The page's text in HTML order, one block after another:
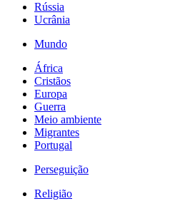
Rússia
Ucrânia
Mundo
África
Cristãos
Europa
Guerra
Meio ambiente
Migrantes
Portugal
Perseguição
Religião